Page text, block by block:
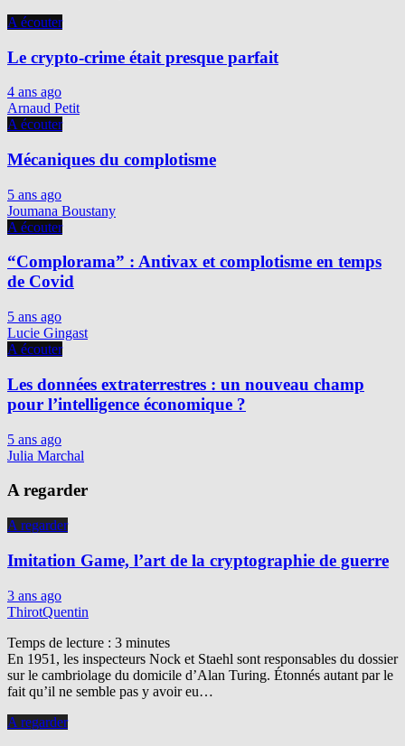
A écouter
Le crypto-crime était presque parfait
4 ans ago
Arnaud Petit
A écouter
Mécaniques du complotisme
5 ans ago
Joumana Boustany
A écouter
“Complorama” : Antivax et complotisme en temps
de Covid
5 ans ago
Lucie Gingast
A écouter
Les données extraterrestres : un nouveau champ
pour l’intelligence économique ?
5 ans ago
Julia Marchal
A regarder
A regarder
Imitation Game, l’art de la cryptographie de guerre
3 ans ago
ThirotQuentin
Temps de lecture : 3 minutes
En 1951, les inspecteurs Nock et Staehl sont responsables du dossier
sur le cambriolage du domicile d’Alan Turing. Étonnés autant par le
fait qu’il ne semble pas y avoir eu…
A regarder